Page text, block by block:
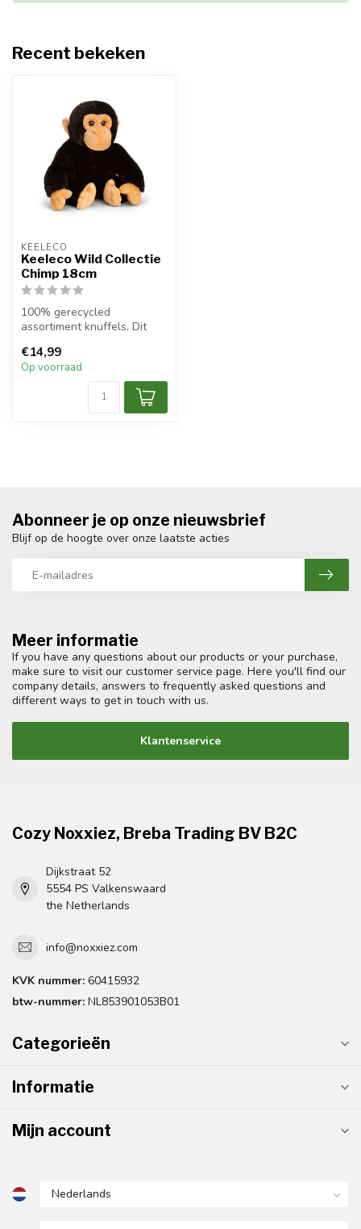
Recent bekeken
KEELECO
Keeleco Wild Collectie
Chimp 18cm
100% gerecycled
assortiment knuffels. Dit
speelgoed...
€14,99
Op voorraad
Meer informatie
If you have any questions about our products or your purchase,
make sure to visit our customer service page. Here you'll find our
company details, answers to frequently asked questions and
different ways to get in touch with us.
Klantenservice
Abonneer je op onze nieuwsbrief
Blijf op de hoogte over onze laatste acties
Cozy Noxxiez, Breba Trading BV B2C
Dijkstraat 52
5554 PS Valkenswaard
the Netherlands
info@noxxiez.com
KVK nummer: 60415932
btw-nummer: NL853901053B01
Categorieën
Informatie
Mijn account